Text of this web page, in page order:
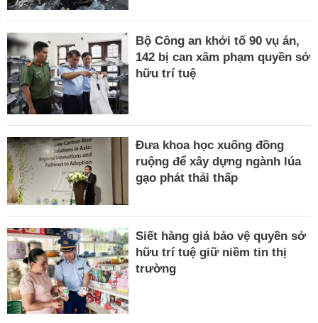
Bộ Công an khởi tố 90 vụ án,
142 bị can xâm phạm quyền sở
hữu trí tuệ
Đưa khoa học xuống đồng
ruộng để xây dựng ngành lúa
gạo phát thải thấp
Siết hàng giả bảo vệ quyền sở
hữu trí tuệ giữ niềm tin thị
trường